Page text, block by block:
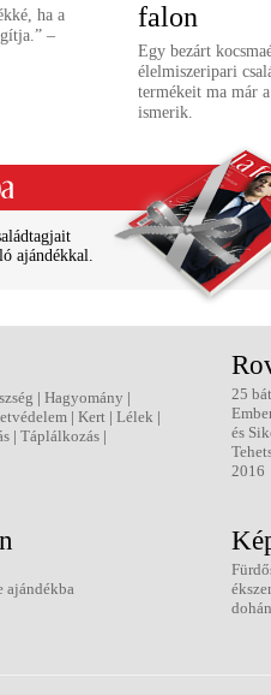
ha a
–
falon
Egy bezárt
élelmiszeripari
termékeit ma már
ismerik.
ajándékkal.
| Hagyomány |
| Kert | Lélek |
| Táplálkozás |
25
és
2016
ajándékba